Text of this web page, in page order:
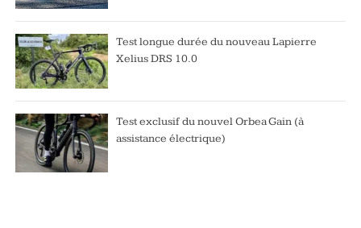
Test longue durée du nouveau Lapierre
Xelius DRS 10.0
Test exclusif du nouvel Orbea Gain (à
assistance électrique)